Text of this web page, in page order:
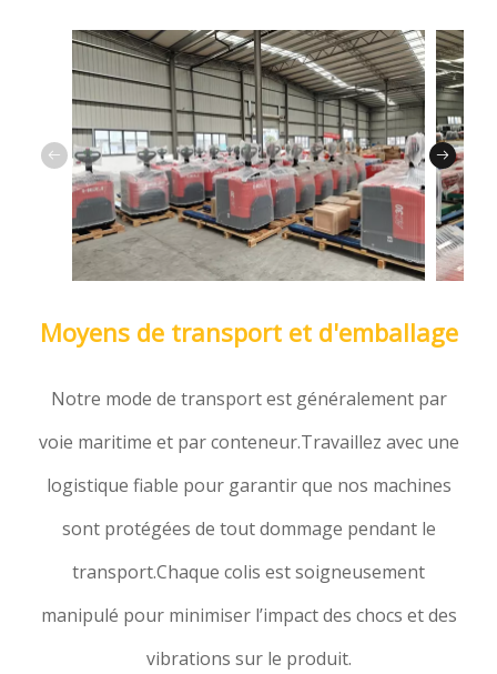
Moyens de transport et d'emballage
Notre mode de transport est généralement par
voie maritime et par conteneur.Travaillez avec une
logistique fiable pour garantir que nos machines
sont protégées de tout dommage pendant le
transport.Chaque colis est soigneusement
manipulé pour minimiser l’impact des chocs et des
vibrations sur le produit.